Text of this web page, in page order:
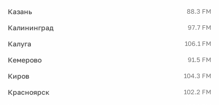
Казань 88.3 FM
Калининград 97.7 FM
Калуга 106.1 FM
Кемерово 91.5 FM
Киров 104.3 FM
Красноярск 102.2 FM